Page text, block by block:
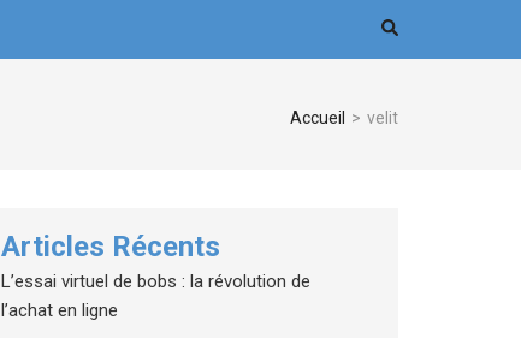
Accueil > velit
Articles Récents
L’essai virtuel de bobs : la révolution de
l’achat en ligne